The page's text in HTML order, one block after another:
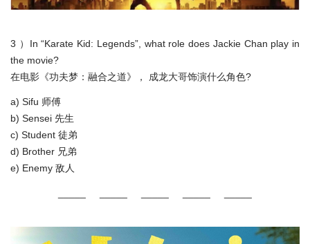
3 ）In “Karate Kid: Legends”, what role does Jackie Chan play in
the movie?
在电影《功夫梦：融合之道》， 成龙大哥饰演什么角色?
a) Sifu 师傅
b) Sensei 先生
c) Student 徒弟
d) Brother 兄弟
e) Enemy 敌人